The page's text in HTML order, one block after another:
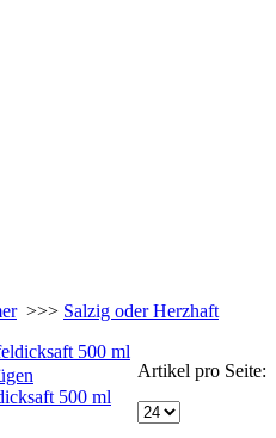
>>> Salzig oder Herzhaft
Artikel pro Seite:
500 ml